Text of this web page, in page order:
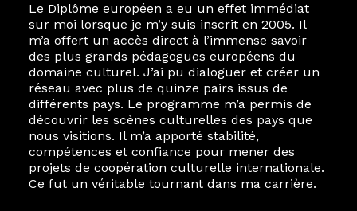
Le Diplôme européen a eu un effet immédiat
sur moi lorsque je m’y suis inscrit en 2005. Il
m’a offert un accès direct à l’immense savoir
des plus grands pédagogues européens du
domaine culturel. J’ai pu dialoguer et créer un
réseau avec plus de quinze pairs issus de
différents pays. Le programme m’a permis de
découvrir les scènes culturelles des pays que
nous visitions. Il m’a apporté stabilité,
compétences et confiance pour mener des
projets de coopération culturelle internationale.
Ce fut un véritable tournant dans ma carrière.